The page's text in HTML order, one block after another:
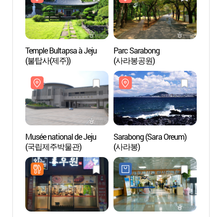
Temple Bultapsa à Jeju
(불탑사(제주))
Parc Sarabong
(사라봉공원)
Musée national de Jeju
(국립제주박물관)
Sarabong (Sara Oreum)
(사라봉)